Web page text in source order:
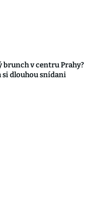
brunch v centru Prahy?
si dlouhou snídani